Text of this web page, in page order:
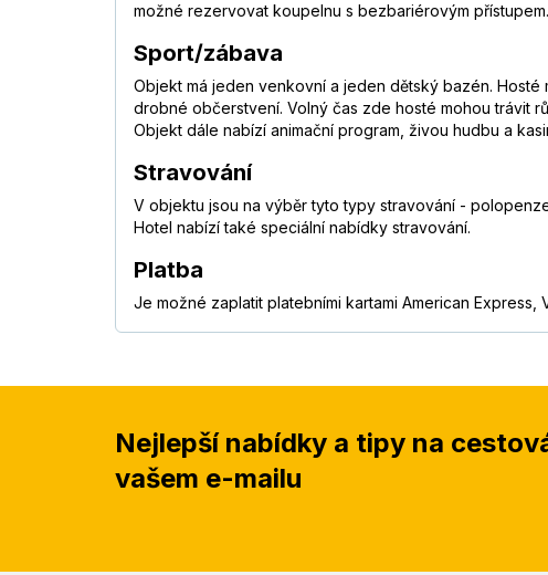
možné rezervovat koupelnu s bezbariérovým
Sport/zábava
Objekt má jeden venkovní a jeden dětský bazén.
drobné občerstvení. Volný čas zde hosté mohou trávit
Objekt dále nabízí animační program, živou hudbu a
Stravování
V objektu jsou na výběr tyto typy stravování -
Hotel nabízí také speciální nabídky stravování.
Platba
Je možné zaplatit platebními kartami American Express,
Nejlepší nabídky a tipy na
vašem e-mailu